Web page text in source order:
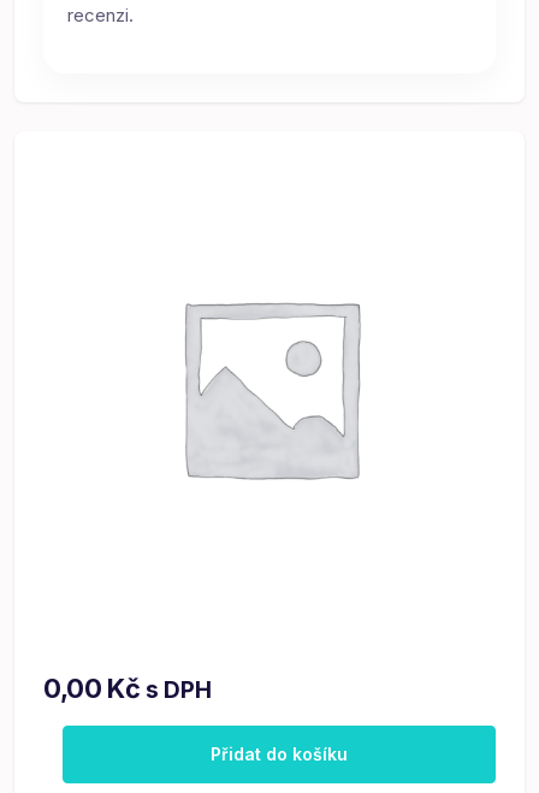
recenzi.
0,00 Kč s DPH
Přidat do košíku